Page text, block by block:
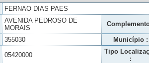
FERNAO DIAS PAES
AVENIDA PEDROSO DE
MORAIS
355030 Município :
05420000
Tipo
: